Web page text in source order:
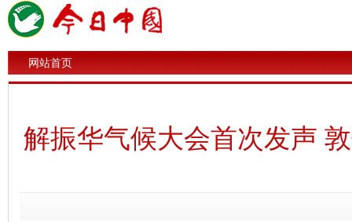
网站首页
解振华气候大会首次发声